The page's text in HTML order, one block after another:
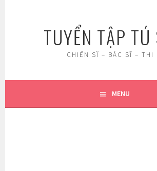
TUYỂN TẬP TÚ
CHIẾN SĨ – BÁC SĨ – THI
MENU